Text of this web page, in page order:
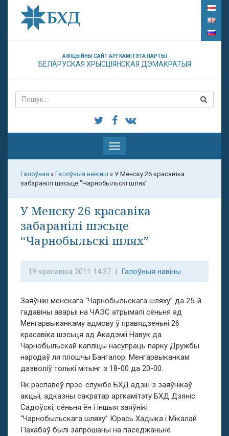
АФІЦЫЙНЫ САЙТ АРГКАМІТЭТА ПАРТЫІ
БЕЛАРУСКАЯ ХРЫСЦІЯНСКАЯ ДЭМАКРАТЫЯ
Паказаць
меню
Галоўная » Галоўныя навіны » У Менску 26 красавіка
забаранілі шэсьце "Чарнобыльскі шлях"
У Менску 26 красавіка
забаранілі шэсьце
“Чарнобыльскі шлях”
19 красавіка 2011 14:37 | Галоўныя навіны
Заяўнікі менскага “Чарнобыльскага шляху” да 25-й
гадавіны аварыі на ЧАЭС атрымалі сёньня ад
Менгарвыканкаму адмову ў правядзеньні 26
красавіка шэсьця ад Акадэміі Навук да
Чарнобыльскай капліцы насупраць парку Дружбы
народаў ля плошчы Бангалор. Менгарвыканкам
дазволіў толькі мітынг з 18-00 да 20-00.
Як распавёў прэс-службе БХД адзін з заяўнікаў
акцыі, адказны сакратар аргкамітэту БХД Дзяніс
Садоўскі, сёньня ён і іншыя заяўнікі
“Чарнобыльскага шляху” Юрась Хадыка і Мікалай
Пахабаў былі запрошаны на паседжаньне